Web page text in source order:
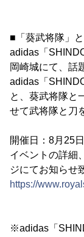
■「葵武将隊」
adidas「
岡崎城にて、話
adidas「
と、葵武将隊と
せて武将隊と刀
開催日：8月25
イベントの詳細
ジにてお知らせ
https://
※adidas「